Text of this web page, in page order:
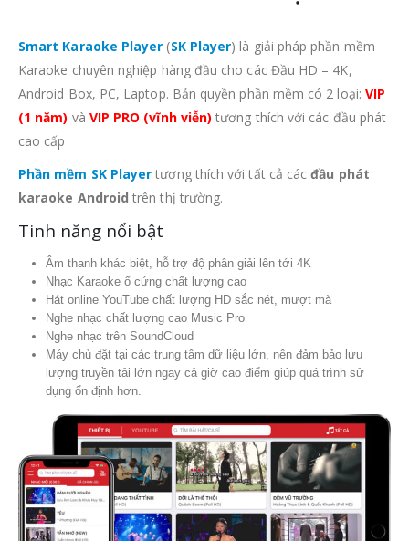
Smart Karaoke Player (SK Player) là giải pháp phần mềm
Karaoke chuyên nghiệp hàng đầu cho các Đầu HD – 4K,
Android Box, PC, Laptop. Bản quyền phần mềm có 2 loại: VIP
(1 năm) và VIP PRO (vĩnh viễn) tương thích với các đầu phát
cao cấp
Phần mềm SK Player tương thích với tất cả cácđầu phát
karaoke Android trên thị trường.
Tinh năng nổi bật
Âm thanh khác biệt, hỗ trợ độ phân giải lên tới 4K
Nhạc Karaoke ổ cứng chất lượng cao
Hát online YouTube chất lượng HD sắc nét, mượt mà
Nghe nhạc chất lượng cao Music Pro
Nghe nhạc trên SoundCloud
Máy chủ đặt tại các trung tâm dữ liệu lớn, nên đảm bảo lưu
lượng truyền tải lớn ngay cả giờ cao điểm giúp quá trình sử
dụng ổn định hơn.